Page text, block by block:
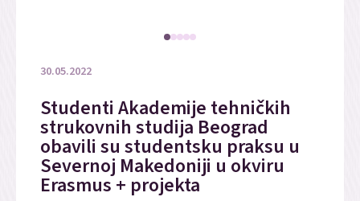
30.05.2022
Studenti Akademije tehničkih
strukovnih studija Beograd
obavili su studentsku praksu u
Severnoj Makedoniji u okviru
Erasmus + projekta